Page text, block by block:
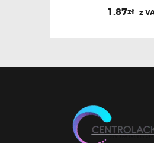
1.87zł z